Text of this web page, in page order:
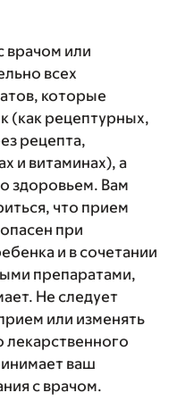
врачом или
всех
которые
(как рецептурных,
рецепта,
и витаминах), а
здоровьем. Вам
что прием
при
и в сочетании
препаратами,
Не следует
или изменять
лекарственного
ваш
с врачом.